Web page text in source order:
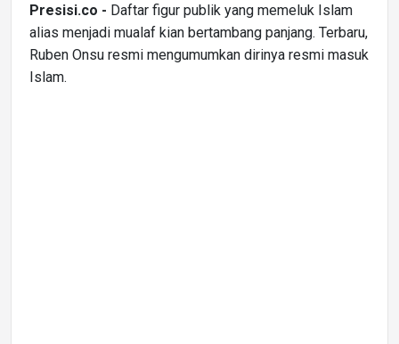
Presisi.co - Daftar figur publik yang memeluk Islam
alias menjadi mualaf kian bertambang panjang. Terbaru,
Ruben Onsu resmi mengumumkan dirinya resmi masuk
Islam.